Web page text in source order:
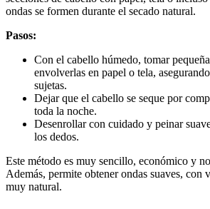
ondas se formen durante el secado natural.
Pasos:
Con el cabello húmedo, tomar
envolverlas en papel o tela,
sujetas.
Dejar que el cabello se seque por
toda la noche.
Desenrollar con cuidado y peinar
los dedos.
Este método es muy sencillo, económico y
Además, permite obtener ondas suaves, con
muy natural.